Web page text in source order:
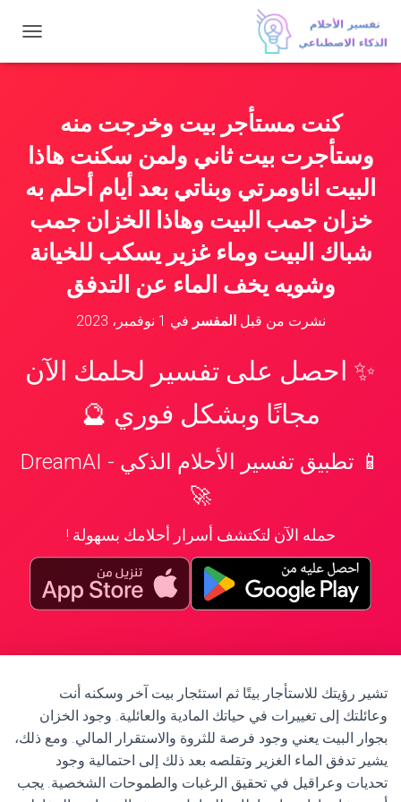
ب
ل
ت
ق
كنت مستأجر بيت وخرجت منه
وستأجرت بيت ثاني ولمن سكنت هاذا
البيت اناومرتي وبناتي بعد أيام أحلم به
خزان جمب البيت وهاذا الخزان جمب
شباك البيت وماء غزير يسكب للخيانة
وشويه يخف الماء عن التدفق
نشرت من قبلالمفسر في 1 نوفمبر، 2023
✨ احصل على تفسير لحلمك الآن
مجانًا وبشكل فوري 🔮
📱 تطبيق تفسير الأحلام الذكي - DreamAI
🚀
حمله الآن لتكتشف أسرار أحلامك بسهولة !
تشير رؤيتك للاستأجار بيتًا ثم استئجار بيت آخر وسكنه أنت
وعائلتك إلى تغييرات في حياتك المادية والعائلية. وجود الخزان
بجوار البيت يعني وجود فرصة للثروة والاستقرار المالي. ومع ذلك،
يشير تدفق الماء الغزير وتقلصه بعد ذلك إلى احتمالية وجود
تحديات وعراقيل في تحقيق الرغبات والطموحات الشخصية. يجب